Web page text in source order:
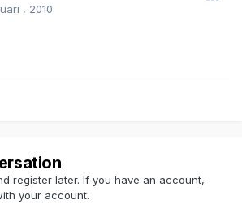
, 2010
register later. If you have an account,
your account.